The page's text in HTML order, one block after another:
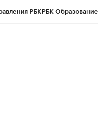
РБКРБК Образование